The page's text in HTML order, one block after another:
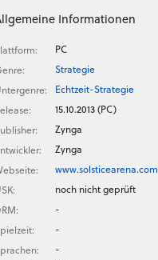
Informationen
PC
Strategie
Echtzeit-Strategie
15.10.2013 (PC)
Zynga
Zynga
www.solsticearena.com
noch nicht geprüft
-
-
-